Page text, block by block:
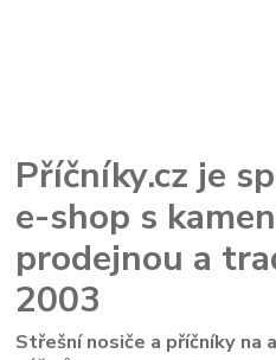
Příčníky.cz je
e-shop s
prodejnou a
2003
Střešní nosiče a příčníky na